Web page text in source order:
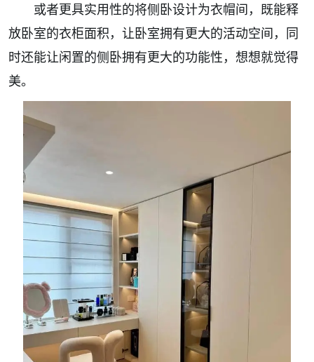
或者更具实用性的将侧卧设计为衣帽间，既能释
放卧室的衣柜面积，让卧室拥有更大的活动空间，同
时还能让闲置的侧卧拥有更大的功能性，想想就觉得
美。